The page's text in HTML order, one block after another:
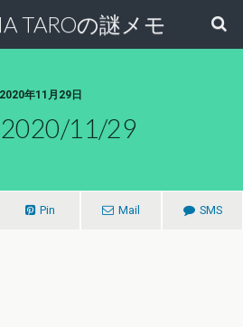
TAROの謎メモ
2020年11月29日
11/29
Pin Mail SMS